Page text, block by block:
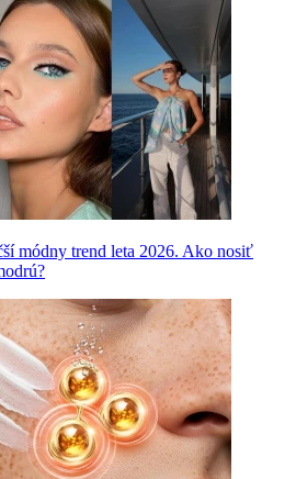
módny trend leta 2026. Ako nosiť